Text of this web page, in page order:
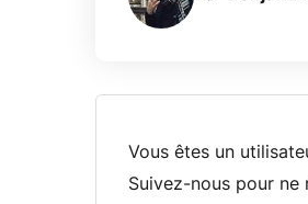
Vous êtes un
Suivez-nous pour